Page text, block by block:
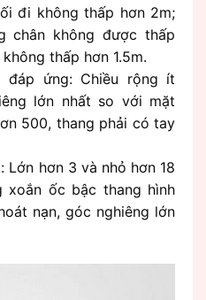
đi không thấp hơn 2m;
chân không được thấp
thấp hơn 1.5m.
đáp ứng: Chiều rộng ít
lớn nhất so với mặt
500, thang phải có tay
Lớn hơn 3 và nhỏ hơn 18
xoắn ốc bậc thang hình
nạn, góc nghiêng lớn